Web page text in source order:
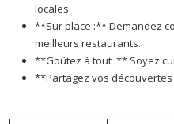
locales.
**Sur place :** Demandez
meilleurs restaurants.
**Goûtez à tout :** Soyez
**Partagez vos